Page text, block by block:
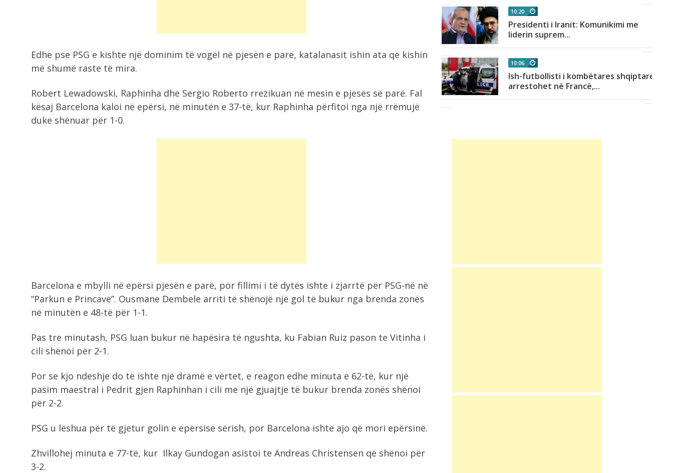
Edhe pse PSG e kishte një dominim të vogël në pjesën e parë, katalanasit ishin ata që kishin
më shumë raste të mira.
Robert Lewadowski, Raphinha dhe Sergio Roberto rrezikuan në mesin e pjesës së parë. Fal
kësaj Barcelona kaloi në epërsi, në minutën e 37-të, kur Raphinha përfitoi nga një rrëmujë
duke shënuar për 1-0.
Barcelona e mbylli në epërsi pjesën e parë, por fillimi i të dytës ishte i zjarrtë për PSG-në në
“Parkun e Princave”. Ousmane Dembele arriti të shënojë një gol të bukur nga brenda zonës
në minutën e 48-të për 1-1.
Pas tre minutash, PSG luan bukur në hapësira të ngushta, ku Fabian Ruiz pason te Vitinha i
cili shënoi për 2-1.
Por se kjo ndeshje do të ishte një dramë e vërtet, e reagon edhe minuta e 62-të, kur një
pasim maestral i Pedrit gjen Raphinhan i cili me një gjuajtje të bukur brenda zonës shënoi
për 2-2.
PSG u lëshua për të gjetur golin e epërsisë sërish, por Barcelona ishte ajo që mori epërsinë.
Zhvillohej minuta e 77-të, kur Ilkay Gundogan asistoi te Andreas Christensen që shënoi për
3-2.
8:06
ndihmë...
Berat Gjimshiti largohet pas 9
Statuti i...
10:20
Presidenti i Iranit: Komunikimi me
liderin suprem...
10:06
Ish-futbollisti i kombëtares shqiptare
arrestohet në Francë,...